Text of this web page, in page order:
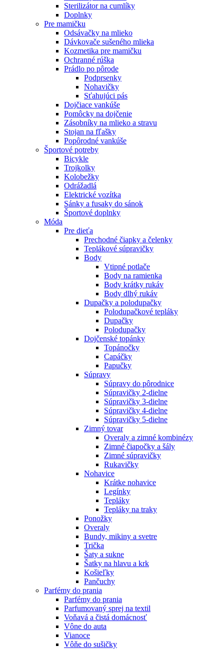
Sterilizátor na cumlíky
Doplnky
Pre mamičku
Odsávačky na mlieko
Dávkovače sušeného mlieka
Kozmetika pre mamičku
Ochranné rúška
Prádlo po pôrode
Podprsenky
Nohavičky
Sťahujúci pás
Dojčiace vankúše
Pomôcky na dojčenie
Zásobníky na mlieko a stravu
Stojan na fľašky
Popôrodné vankúše
Športové potreby
Bicykle
Trojkolky
Kolobežky
Odrážadlá
Elektrické vozítka
Sánky a fusaky do sánok
Športové doplnky
Móda
Pre dieťa
Prechodné čiapky a čelenky
Teplákové súpravičky
Body
Vtipné potlače
Body na ramienka
Body krátky rukáv
Body dlhý rukáv
Dupačky a polodupačky
Polodupačkové tepláky
Dupačky
Polodupačky
Dojčenské topánky
Topánočky
Capáčky
Papučky
Súpravy
Súpravy do pôrodnice
Súpravičky 2-dielne
Súpravičky 3-dielne
Súpravičky 4-dielne
Súpravičky 5-dielne
Zimný tovar
Overaly a zimné kombinézy
Zimné čiapočky a šály
Zimné súpravičky
Rukavičky
Nohavice
Krátke nohavice
Legínky
Tepláky
Tepláky na traky
Ponožky
Overaly
Bundy, mikiny a svetre
Trička
Šaty a sukne
Šatky na hlavu a krk
Košieľky
Pančuchy
Parfémy do prania
Parfémy do prania
Parfumovaný sprej na textil
Voňavá a čistá domácnosť
Vône do auta
Vianoce
Vôňe do sušičky